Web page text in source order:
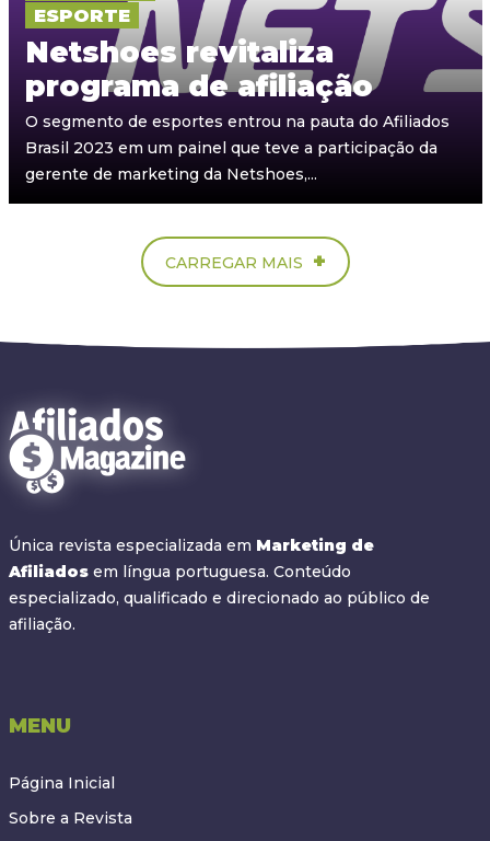
ESPORTE
Netshoes revitaliza
programa de afiliação
O segmento de esportes entrou na pauta do Afiliados
Brasil 2023 em um painel que teve a participação da
gerente de marketing da Netshoes,...
CARREGAR MAIS +
Única revista especializada em Marketing de
Afiliados em língua portuguesa. Conteúdo
especializado, qualificado e direcionado ao público de
afiliação.
MENU
Página Inicial
Sobre a Revista